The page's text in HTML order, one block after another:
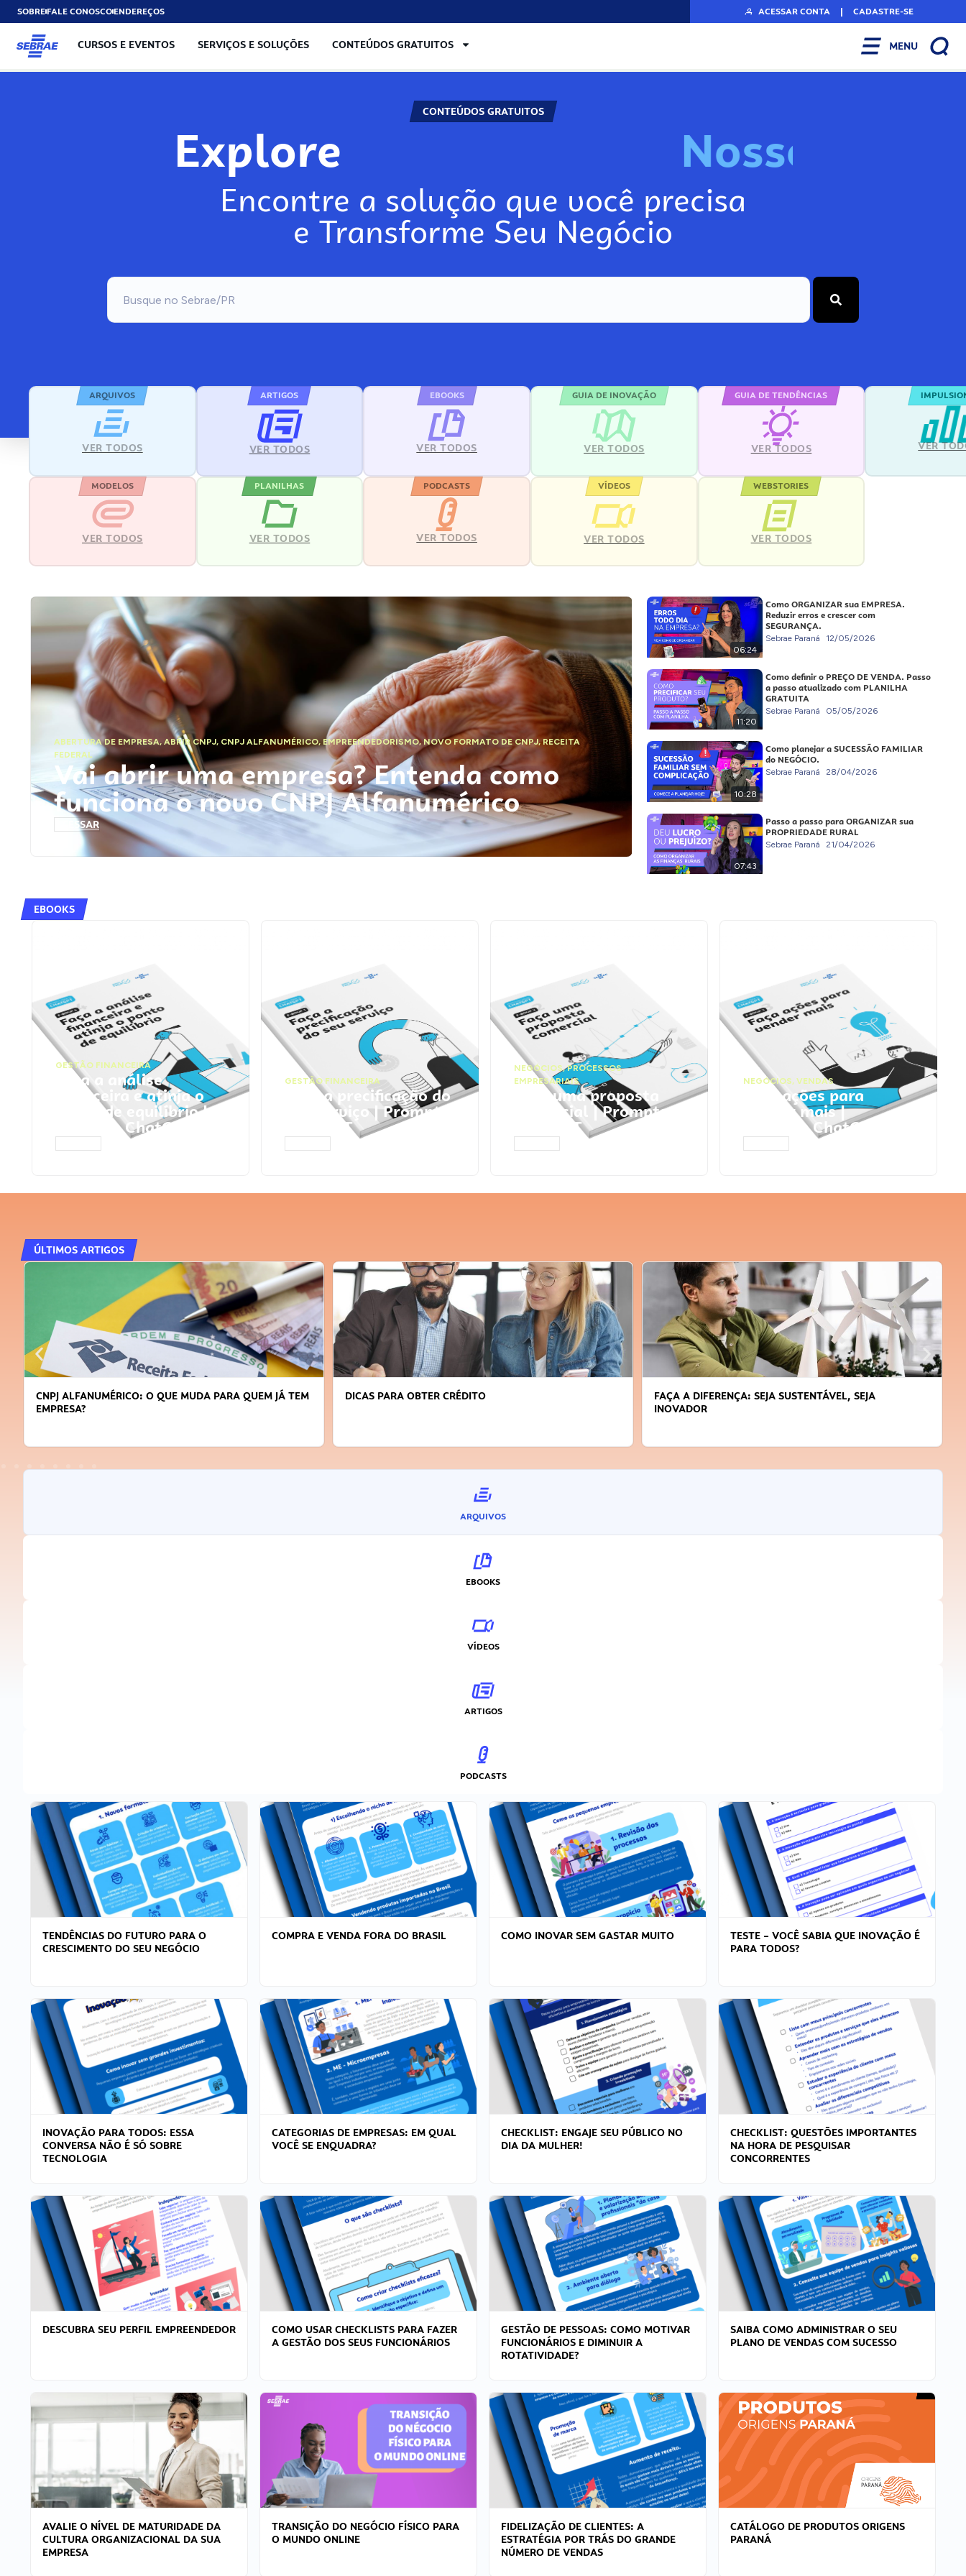
SOBREFALE CONOSCOENDEREÇOS ACESSAR CONTA | CADASTRE-SE
CURSOS E EVENTOS SERVIÇOS E SOLUÇÕES CONTEÚDOS GRATUITOS MENU
CONTEÚDOS GRATUITOS
Explore No
Encontre a solução que você precisa
e Transforme Seu Negócio
ARQUIVOS
VER TODOS
ARTIGOS
VER TODOS
EBOOKS
VER TODOS
GUIA DE INOVAÇÃO
VER TODOS
GUIA DE TENDÊNCIAS
VER TODOS VER
MODELOS
VER TODOS
PLANILHAS
VER TODOS
PODCASTS
VER TODOS
VÍDEOS
VER TODOS
WEBSTORIES
VER TODOS
ABERTURA DE EMPRESA,ABRIR CNPJ, CNPJ ALFANUMÉRICO, EMPREENDEDORISMO,NOVO FORMATO DE CNPJ,RECEITA
FEDERAL
Vai abrir uma empresa? Entenda como
funciona o novo CNPJ Alfanumérico
ACESSAR
06:24
Como ORGANIZAR sua EMPRESA.
Reduzir erros e crescer com
SEGURANÇA.
Sebrae Paraná 12/05/2026
11:20
Como definir o PREÇO DE VENDA. Passo
a passo atualizado com PLANILHA
GRATUITA
Sebrae Paraná 05/05/2026
10:28
Como planejar a SUCESSÃO FAMILIAR
do NEGÓCIO.
Sebrae Paraná 28/04/2026
07:43
Passo a passo para ORGANIZAR sua
PROPRIEDADE RURAL
Sebrae Paraná 21/04/2026
EBOOKS
GESTÃO FINANCEIRA
Faça a análise
financeira e atinja o
ponto de equilíbrio |
Prompts ChatGPT
GESTÃO FINANCEIRA
Faça a precificação do
seu serviço | Prompts
ChatGPT
NEGÓCIOS,PROCESSOS
EMPRESARIAIS
Faça uma proposta
comercial | Prompts
ChatGPT
NEGÓCIOS, VENDAS
Faça ações para
vender mais |
Prompts ChatGPT
ÚLTIMOS ARTIGOS
QUEM JÁ TEM DICAS PARA OBTER CRÉDITO
FAÇA A DIFERENÇA: SEJA SUSTENTÁVEL, SEJA
APRENDA A GERENCIAR O SEU TEMPO
ARQUIVOS
EBOOKS
VÍDEOS
ARTIGOS
PODCASTS
TENDÊNCIAS DO FUTURO PARA O
CRESCIMENTO DO SEU NEGÓCIO
COMPRA E VENDA FORA DO BRASIL COMO INOVAR SEM GASTAR MUITO
TESTE – VOCÊ SABIA QUE INOVAÇÃO É
PARA TODOS?
INOVAÇÃO PARA TODOS: ESSA
CONVERSA NÃO É SÓ SOBRE
TECNOLOGIA
CATEGORIAS DE EMPRESAS: EM QUAL
VOCÊ SE ENQUADRA?
CHECKLIST: ENGAJE SEU PÚBLICO NO
DIA DA MULHER!
CHECKLIST: QUESTÕES IMPORTANTES
NA HORA DE PESQUISAR
CONCORRENTES
DESCUBRA SEU PERFIL EMPREENDEDOR
COMO USAR CHECKLISTS PARA FAZER
A GESTÃO DOS SEUS FUNCIONÁRIOS
GESTÃO DE PESSOAS: COMO MOTIVAR
FUNCIONÁRIOS E DIMINUIR A
ROTATIVIDADE?
SAIBA COMO ADMINISTRAR O SEU
PLANO DE VENDAS COM SUCESSO
AVALIE O NÍVEL DE MATURIDADE DA
CULTURA ORGANIZACIONAL DA SUA
EMPRESA
TRANSIÇÃO DO NEGÓCIO FÍSICO PARA
O MUNDO ONLINE
FIDELIZAÇÃO DE CLIENTES: A
ESTRATÉGIA POR TRÁS DO GRANDE
NÚMERO DE VENDAS
CATÁLOGO DE PRODUTOS ORIGENS
PARANÁ